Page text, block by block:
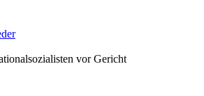
vor Gericht